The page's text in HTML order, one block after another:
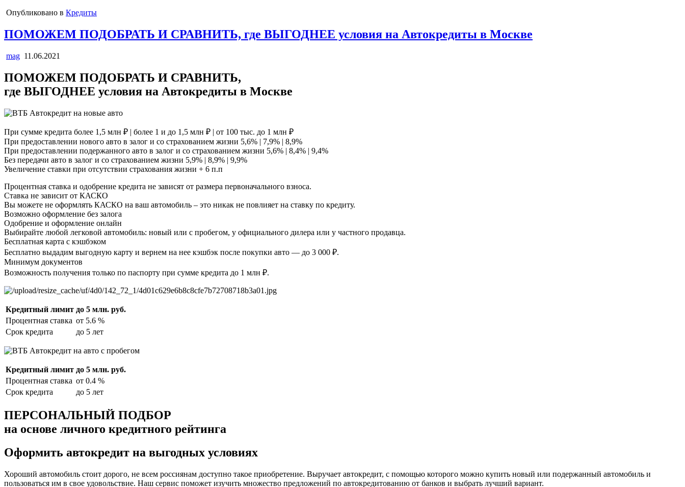
Опубликовано в Кредиты
ПОМОЖЕМ ПОДОБРАТЬ И СРАВНИТЬ, где ВЫГОДНЕЕ условия на Автокредиты в Москве
mag 11.06.2021
ПОМОЖЕМ ПОДОБРАТЬ И СРАВНИТЬ,
где ВЫГОДНЕЕ условия на Автокредиты в Москве
При сумме кредита более 1,5 млн ₽ | более 1 и до 1,5 млн ₽ | от 100 тыс. до 1 млн ₽
При предоставлении нового авто в залог и со страхованием жизни 5,6% | 7,9% | 8,9%
При предоставлении подержанного авто в залог и со страхованием жизни 5,6% | 8,4% | 9,4%
Без передачи авто в залог и со страхованием жизни 5,9% | 8,9% | 9,9%
Увеличение ставки при отсутствии страхования жизни + 6 п.п
Процентная ставка и одобрение кредита не зависят от размера первоначального взноса.
Ставка не зависит от КАСКО
Вы можете не оформлять КАСКО на ваш автомобиль – это никак не повлияет на ставку по кредиту.
Возможно оформление без залога
Одобрение и оформление онлайн
Выбирайте любой легковой автомобиль: новый или с пробегом, у официального дилера или у частного продавца.
Бесплатная карта с кэшбэком
Бесплатно выдадим выгодную карту и вернем на нее кэшбэк после покупки авто — до 3 000 ₽.
Минимум документов
Возможность получения только по паспорту при сумме кредита до 1 млн ₽.
Кредитный лимит до 5 млн. руб.
Процентная ставка от 5.6 %
Срок кредита
до 5 лет
Кредитный лимит до 5 млн. руб.
Процентная ставка от 0.4 %
Срок кредита
до 5 лет
ПЕРСОНАЛЬНЫЙ ПОДБОР
на основе личного кредитного рейтинга
Оформить автокредит на выгодных условиях
Хороший автомобиль стоит дорого, не всем россиянам доступно такое приобретение. Выручает автокредит, с помощью которого можно купить новый или подержанный автомобиль и
пользоваться им в свое удовольствие. Наш сервис поможет изучить множество предложений по автокредитованию от банков и выбрать лучший вариант.